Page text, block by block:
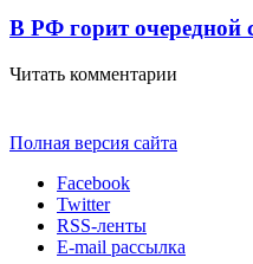
В РФ горит очередной
Читать комментарии
Полная версия сайта
Facebook
Twitter
RSS-ленты
E-mail рассылка